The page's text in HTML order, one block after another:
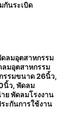
กันระเบิด
ลมอุตสาหกรรม
มอุตสาหกรรม
รรมขนาด 26นิ้ว,
นิ้ว, พัดลม
ย พัดลมโรงงาน
ะกันการใช้งาน‎